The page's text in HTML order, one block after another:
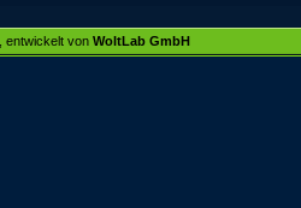
, entwickelt von WoltLab GmbH